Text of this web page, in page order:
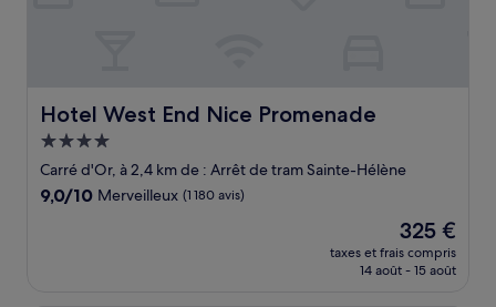
Hotel West End Nice Promenade
Hotel West End Nice Promenade
Hébergement
4.0 étoiles
Carré d'Or, à 2,4 km de : Arrêt de tram Sainte-Hélène
9.0
9,0/10 Merveilleux (1 180 avis)
Le
nouveau
prix
325 €
taxes et frais compris
14 août - 15 août